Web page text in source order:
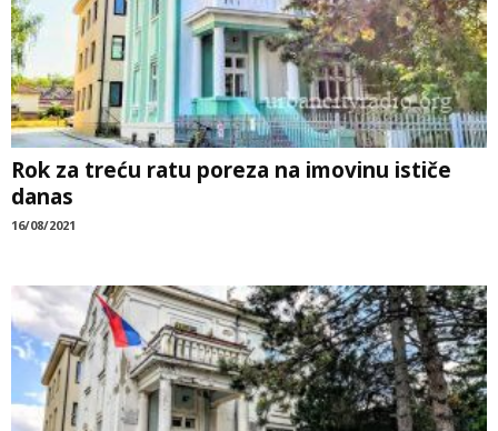
Rok za treću ratu poreza na imovinu ističe
danas
16/08/2021